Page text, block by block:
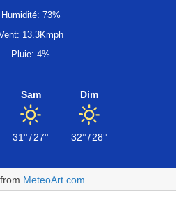
Humidité: 73%
13.3Kmph
Pluie: 4%
Sam
31°/27°
Dim
32°/28°
MeteoArt.com